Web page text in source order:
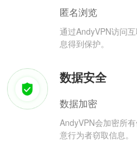
匿名浏览
通过AndyVPN访问
息得到保护。
数据安全
数据加密
AndyVPN会加密所
意行为者窃取信息。